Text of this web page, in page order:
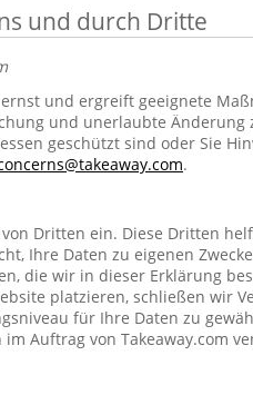
und durch Dritte
und ergreift geeignete
und unerlaubte Änderung
geschützt sind oder Sie
.
Dritten ein. Diese Dritten
Ihre Daten zu eigenen
die wir in dieser Erklärung
platzieren, schließen wir
für Ihre Daten zu
Auftrag von Takeaway.com